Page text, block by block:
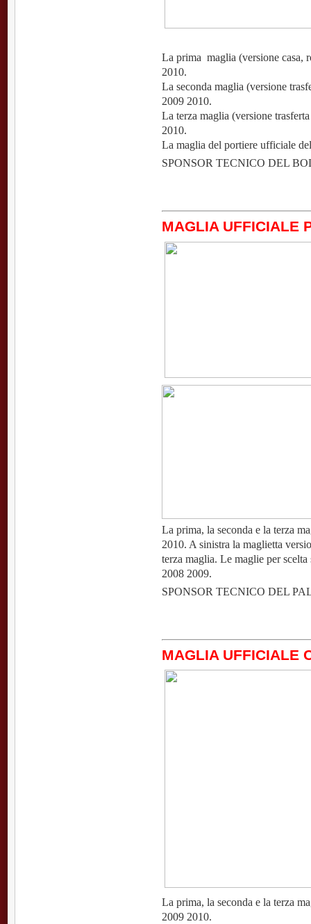
La prima maglia (versione casa,
2010.
La seconda maglia (versione
2009 2010.
La terza maglia (versione
2010.
La maglia del portiere ufficiale
SPONSOR TECNICO DEL
MAGLIA UFFICIALE
La prima, la seconda e la terza
2010. A sinistra la maglietta
terza maglia. Le maglie per
2008 2009.
SPONSOR TECNICO DEL
MAGLIA UFFICIALE
La prima, la seconda e la terza
2009 2010.